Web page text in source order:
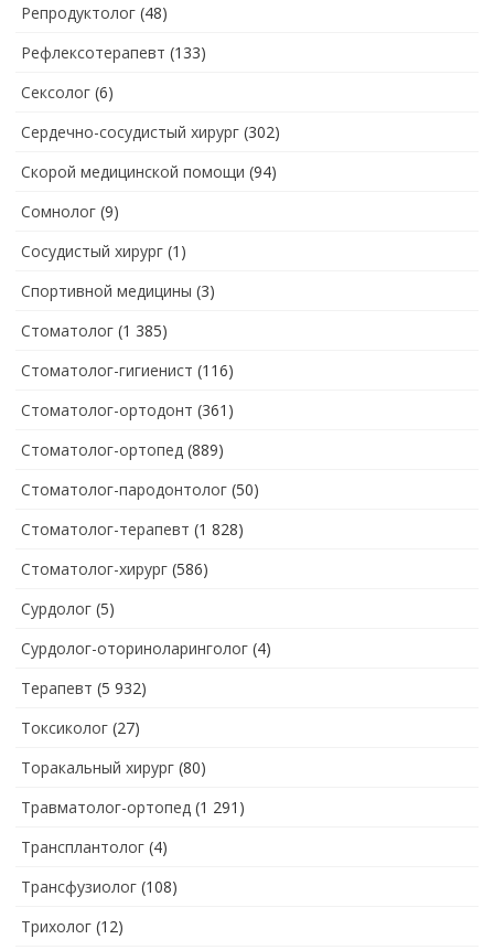
Репродуктолог (48)
Рефлексотерапевт (133)
Сексолог (6)
Сердечно-сосудистый хирург (302)
Скорой медицинской помощи (94)
Сомнолог (9)
Сосудистый хирург (1)
Спортивной медицины (3)
Стоматолог (1 385)
Стоматолог-гигиенист (116)
Стоматолог-ортодонт (361)
Стоматолог-ортопед (889)
Стоматолог-пародонтолог (50)
Стоматолог-терапевт (1 828)
Стоматолог-хирург (586)
Сурдолог (5)
Сурдолог-оториноларинголог (4)
Терапевт (5 932)
Токсиколог (27)
Торакальный хирург (80)
Травматолог-ортопед (1 291)
Трансплантолог (4)
Трансфузиолог (108)
Трихолог (12)